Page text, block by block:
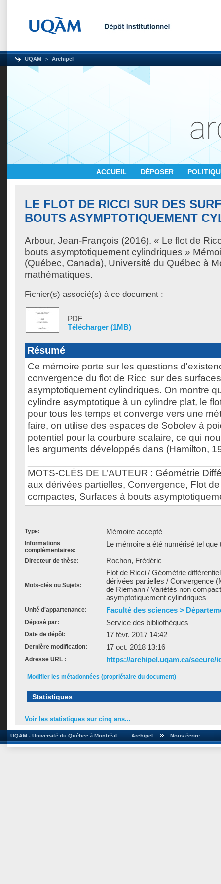
UQAM Archipel
ACCUEIL DÉPOSER
LE FLOT DE RICCI SUR DES
BOUTS ASYMPTOTIQUEMENT
Arbour, Jean-François (2016). « Le flot de
bouts asymptotiquement cylindriques »
(Québec, Canada), Université du Québec à
mathématiques.
Fichier(s) associé(s) à ce document :
PDF
Télécharger (1MB)
Résumé
Ce mémoire porte sur les questions
convergence du flot de Ricci sur des
asymptotiquement cylindriques. On montre
cylindre asymptotique à un cylindre plat, le
pour tous les temps et converge vers une
faire, on utilise des espaces de Sobolev à
potentiel pour la courbure scalaire, ce qui
les arguments développés dans (Hamilton,
MOTS-CLÉS DE L’AUTEUR : Géométrie
aux dérivées partielles, Convergence, Flot
compactes, Surfaces à bouts
Type: Mémoire accepté
Informations
complémentaires:
Le mémoire a été numérisé tel que
Directeur de thèse: Rochon, Frédéric
Mots-clés ou Sujets:
Flot de Ricci / Géométrie
dérivées partielles / Convergence
de Riemann / Variétés non
asymptotiquement cylindriques
Unité d'appartenance: Faculté des sciences >
Déposé par: Service des bibliothèques
Date de dépôt: 17 févr. 2017 14:42
Dernière modification: 17 oct. 2018 13:16
Adresse URL : https://archipel.uqam.ca/secure/
Modifier les métadonnées (propriétaire du document)
Statistiques
Voir les statistiques sur cinq ans...
UQAM - Université du Québec à Montréal Archipel Nous écrire